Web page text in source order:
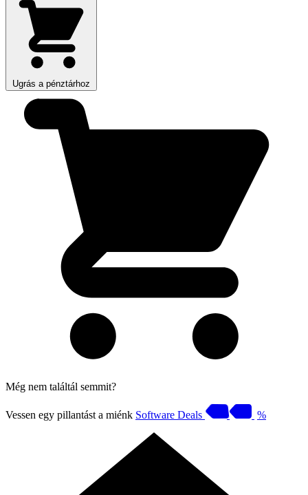
Ugrás a pénztárhoz
Még nem találtál semmit?
Vessen egy pillantást a miénk Software Deals %